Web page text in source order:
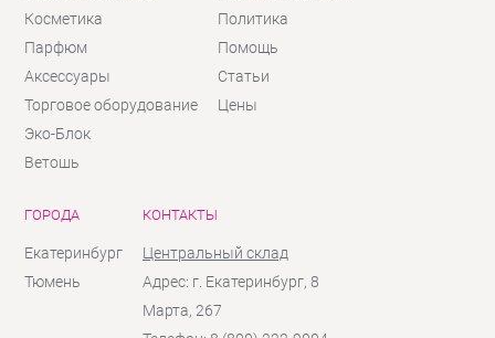
Косметика
Парфюм
Аксессуары
Торговое оборудование
Эко-Блок
Ветошь
Политика
Помощь
Статьи
Цены
ГОРОДА
Екатеринбург
Тюмень
КОНТАКТЫ
Центральный склад
Адрес: г. Екатеринбург, 8
Марта, 267